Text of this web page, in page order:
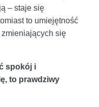
– staje się
to umiejętność
się
spokój i
to prawdziwy